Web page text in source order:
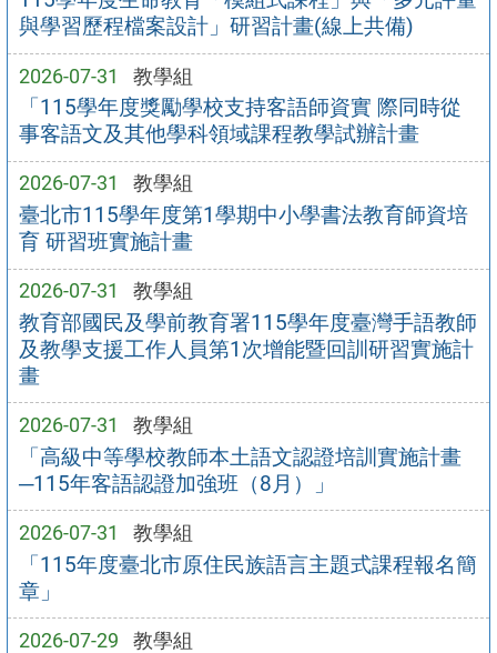
與學習歷程檔案設計」研習計畫(線上共備)
2026-07-31 教學組
「115學年度獎勵學校支持客語師資實 際同時從
事客語文及其他學科領域課程教學試辦計畫
2026-07-31 教學組
臺北市115學年度第1學期中小學書法教育師資培
育 研習班實施計畫
2026-07-31 教學組
教育部國民及學前教育署115學年度臺灣手語教師
及教學支援工作人員第1次增能暨回訓研習實施計
畫
2026-07-31 教學組
「高級中等學校教師本土語文認證培訓實施計畫
─115年客語認證加強班（8月）」
2026-07-31 教學組
「115年度臺北市原住民族語言主題式課程報名簡
章」
2026-07-29 教學組